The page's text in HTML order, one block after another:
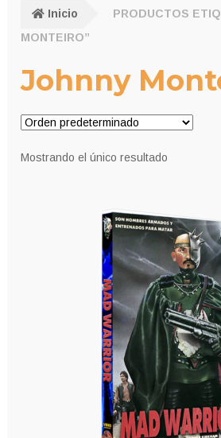
Inicio
PRODUCTOS
MONTEIRO”
Johnny
Mostrando el único resultado